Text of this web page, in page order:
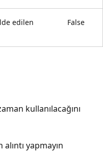
edilen
False
kullanılacağını
yapmayın